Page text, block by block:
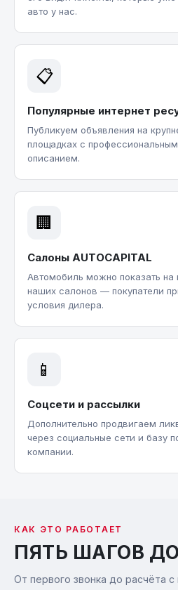
авто у нас.
📋
Популярные интернет
Публикуем объявления на
площадках с
описанием.
🏢
Салоны AUTOCAPITAL
Автомобиль можно показать
наших салонов — покупатели
условия дилера.
📱
Соцсети и рассылки
Дополнительно продвигаем
через социальные сети и базу
компании.
КАК ЭТО РАБОТАЕТ
ПЯТЬ ШАГОВ
От первого звонка до расчёта